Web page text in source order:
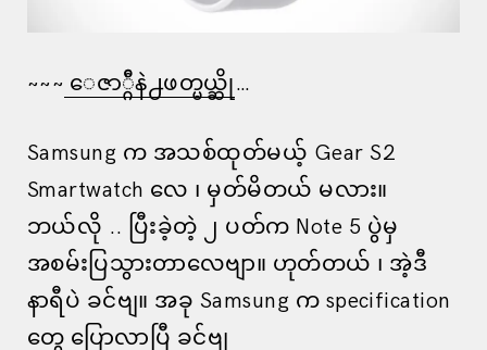
~~~ ေဇာ္ဂ်ီနဲ႕ဖတ္မယ္ဆို…
Samsung က အသစ်ထုတ်မယ့် Gear S2
Smartwatch လေ ၊ မှတ်မိတယ် မလား။
ဘယ်လို .. ပြီးခဲ့တဲ့ ၂ ပတ်က Note 5 ပွဲမှ
အစမ်းပြသွားတာလေဗျာ။ ဟုတ်တယ် ၊ အဲ့ဒီ
နာရီပဲ ခင်ဗျ။ အခု Samsung က specification
တွေ ပြောလာပြီ ခင်ဗျ